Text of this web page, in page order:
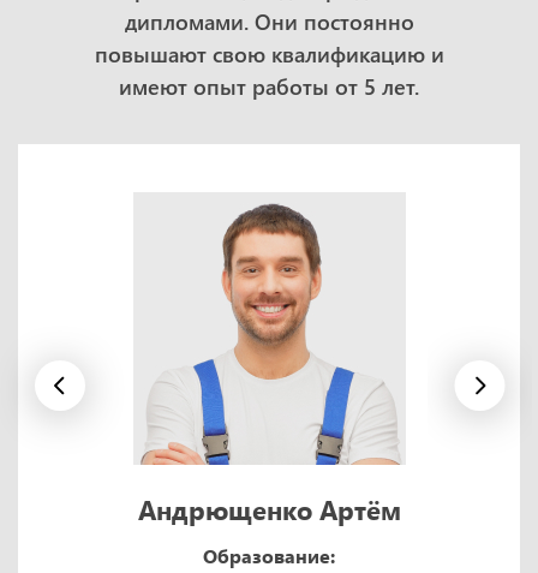
дипломами. Они постоянно
повышают свою квалификацию и
имеют опыт работы от 5 лет.
Андрющенко Артём
Образование: